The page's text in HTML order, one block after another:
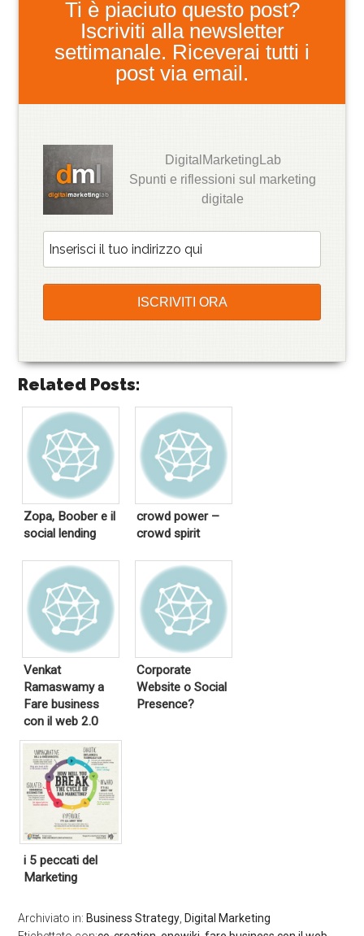
Ti è piaciuto questo post?
Iscriviti alla newsletter
settimanale. Riceverai tutti i
post via email.
DigitalMarketingLab
Spunti e riflessioni sul marketing
digitale
Related Posts:
Zopa, Boober e il
social lending
crowd power –
crowd spirit
Venkat
Ramaswamy a
Fare business
con il web 2.0
Corporate
Website o Social
Presence?
i 5 peccati del
Marketing
Archiviato in: Business Strategy Digital Marketing